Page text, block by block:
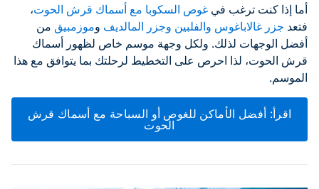
أما إذا كنت ترغب في غوص السكوبا مع أسماك قرش الحوت،
فتعد جزر غالاباغوس والفلبين وجزر المالديف وموزمبيق من
أفضل الوجهات لذلك. ولكل وجهة موسم خاص لظهور أسماك
قرش الحوت، لذا احرص على التخطيط لرحلتك بما يتوافق مع هذا
الموسم.
اقرأ: أفضل الأماكن للغوص أو السباحة مع أسماك قرش
الحوت